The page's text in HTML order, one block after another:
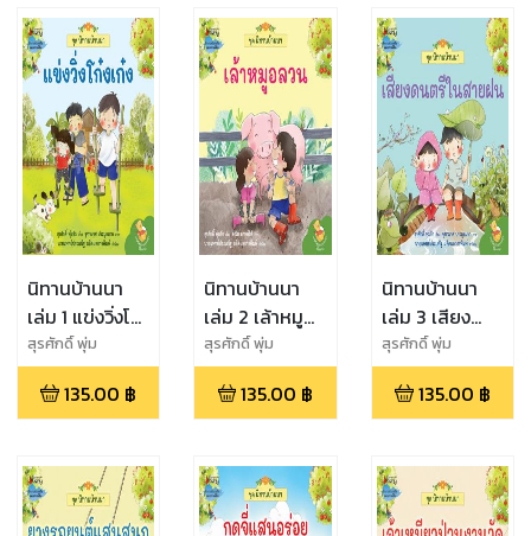
นิทานบ้านนา
เล่ม 1 แข่งวิ่งโก๋
งเก๋ง
สุรศักดิ์ พุ่ม
รัก,จุฑามาศ ประมูล
มาก 135.00 ฿
นิทานบ้านนา
เล่ม 2 เล้าหมู
อลวน
สุรศักดิ์ พุ่ม
รัก,คณิต ภาพย์ธิติ
135.00 ฿
นิทานบ้านนา
เล่ม 3 เสียง
ดนตรีในสายฝน
สุรศักดิ์ พุ่ม
รัก,จุฑามาศ ประมูล
มาก 135.00 ฿